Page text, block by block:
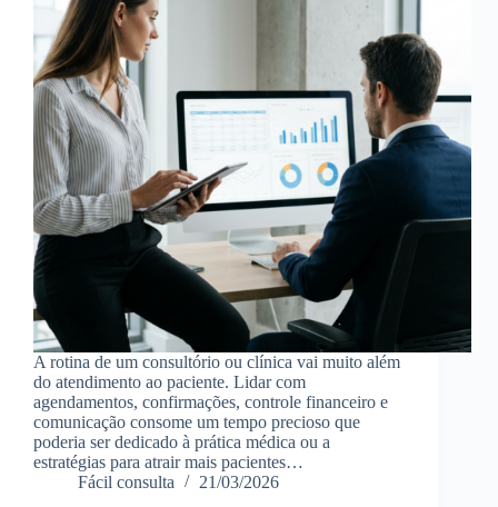
A rotina de um consultório ou clínica vai muito além
do atendimento ao paciente. Lidar com
agendamentos, confirmações, controle financeiro e
comunicação consome um tempo precioso que
poderia ser dedicado à prática médica ou a
estratégias para atrair mais pacientes…
Fácil consulta
21/03/2026